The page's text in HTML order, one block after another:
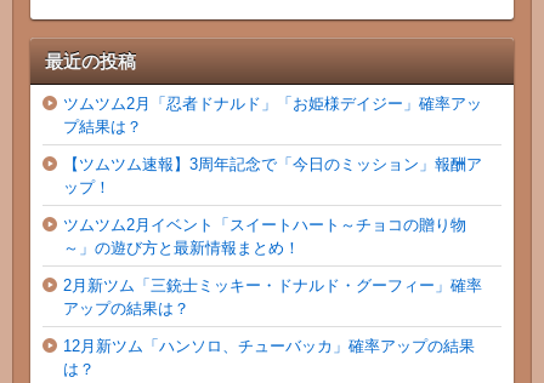
最近の投稿
ツムツム2月「忍者ドナルド」「お姫様デイジー」確率アッ
プ結果は？
【ツムツム速報】3周年記念で「今日のミッション」報酬ア
ップ！
ツムツム2月イベント「スイートハート～チョコの贈り物
～」の遊び方と最新情報まとめ！
2月新ツム「三銃士ミッキー・ドナルド・グーフィー」確率
アップの結果は？
12月新ツム「ハンソロ、チューバッカ」確率アップの結果
は？